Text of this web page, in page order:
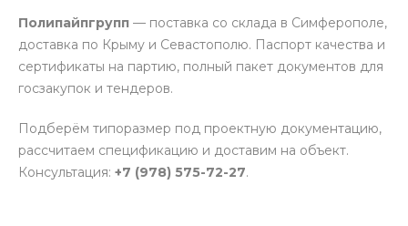
Полипайпгрупп — поставка со склада в Симферополе,
доставка по Крыму и Севастополю. Паспорт качества и
сертификаты на партию, полный пакет документов для
госзакупок и тендеров.
Подберём типоразмер под проектную документацию,
рассчитаем спецификацию и доставим на объект.
Консультация: +7 (978) 575-72-27.